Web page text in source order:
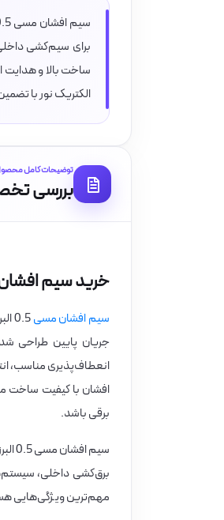
برای سیم‌کشی
الکتریک نور با
توضیحات کامل
بررسی
خرید سیم افشان مسی 0.5 البرز
سیم افشان مسی
انعطاف‌پذیری مناسب،
افشان با کیفیت ساخت
برقی باشد.
برق‌کشی داخلی،
مهم‌ترین ویژگی‌هایی